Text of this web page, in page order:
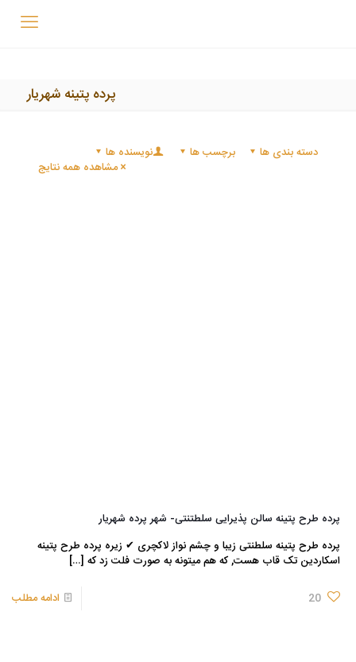
پرده پتینه شهریار
دسته بندی ها برچسب ها
نویسنده ها
مشاهده همه نتایج
پرده طرح پتینه سالن پذیرایی سلطتنتی- شهر پرده شهریار
پرده طرح پتینه سلطنتی زیبا و چشم نواز لاکچری ✔ زیره پرده طرح پتینه
اسکاردین تک قاب هست, که هم میتونه به صورت فلت زد که […]
20 ادامه مطلب